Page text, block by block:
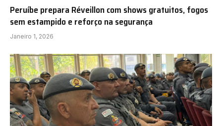
Peruíbe prepara Réveillon com shows gratuitos, fogos
sem estampido e reforço na segurança
Janeiro 1, 2026